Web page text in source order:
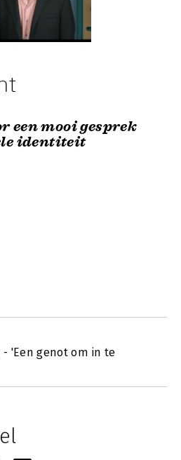
een mooi gesprek
identiteit
'Een genot om in te